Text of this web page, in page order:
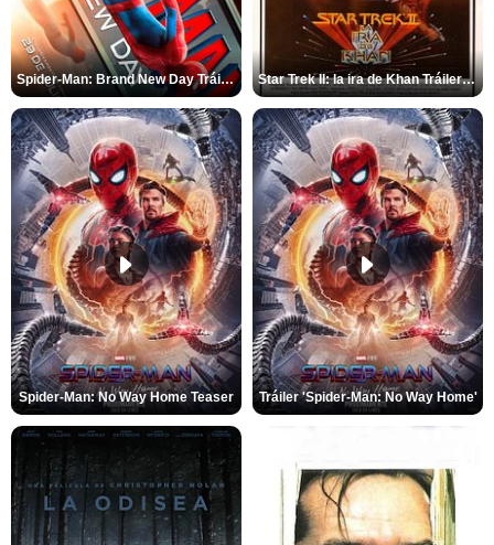
Spider-Man: Brand New Day Tráiler (3) Star Trek II: la ira de Khan Tráiler VO
Spider-Man: No Way Home Teaser Tráiler 'Spider-Man: No Way Home'